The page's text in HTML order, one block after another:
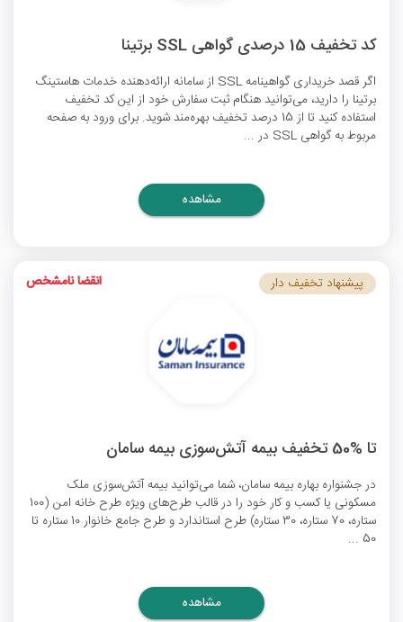
کد تخفیف 15 درصدی گواهی SSL برتینا
اگر قصد خریداری گواهینامه SSL از سامانه ارائه‌دهنده خدمات هاستینگ
برتینا را دارید، می‌توانید هنگام ثبت سفارش خود از این کد تخفیف
استفاده کنید تا از 15 درصد تخفیف بهره‌مند شوید. برای ورود به صفحه
مربوط به گواهی SSL در ...
مشاهده
تا %50 تخفیف بیمه آتش‌سوزی بیمه سامان
در جشنواره بهاره بیمه سامان، شما می‌توانید بیمه آتش‌سوزی ملک
مسکونی یا کسب و کار خود را در قالب طرح‌های ویژه طرح خانه امن (100
ستاره، 70‌ ستاره، 30‌ ستاره) طرح استاندارد و طرح جامع خانوار 10‌ ستاره تا
50 ...
پیشنهاد تخفیف دار انقضا نامشخص
مشاهده